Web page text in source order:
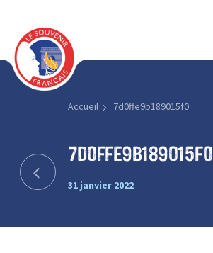
Accueil 7d0ffe9b189015f0
7d0ffe9b189015f0
31 janvier 2022